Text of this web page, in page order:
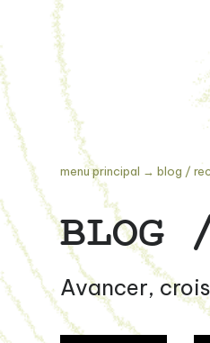
menu principal →blog /
BLOG
Avancer,